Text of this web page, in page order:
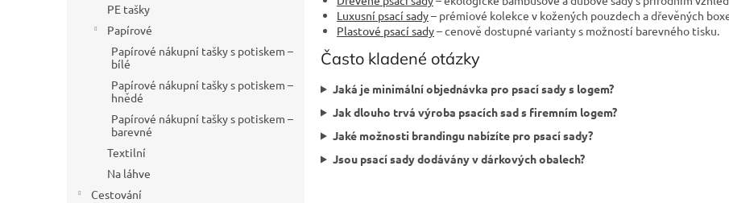
PE tašky
Papírové
Papírové nákupní tašky s potiskem –
bílé
Papírové nákupní tašky s potiskem –
hnědé
Papírové nákupní tašky s potiskem –
barevné
Textilní
Na láhve
Cestování
Luxusní psací sady– prémiové kolekce v kožených pouzdech a dřevěných
Plastové psací sady– cenově dostupné varianty s možností barevného tisku.
Často kladené otázky
Jaká je minimální objednávka pro psací sady s logem?
Jak dlouho trvá výroba psacích sad s firemním logem?
Jaké možnosti brandingu nabízíte pro psací sady?
Jsou psací sady dodávány v dárkových obalech?